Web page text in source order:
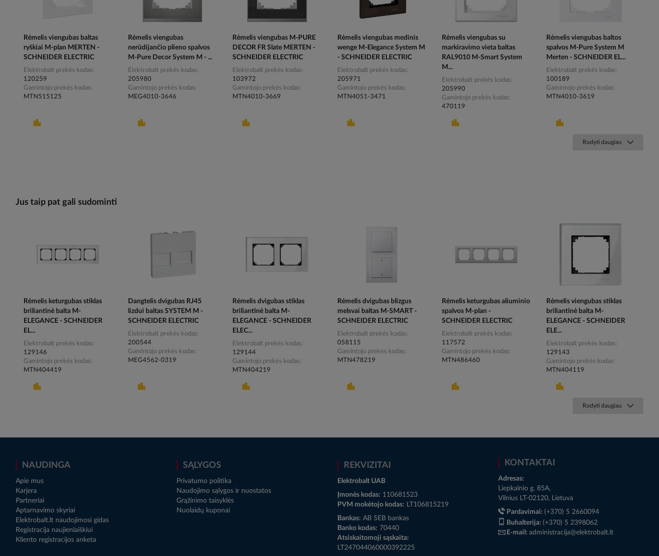
Rėmelis viengubas baltas
ryškiai M-plan MERTEN -
SCHNEIDER ELECTRIC
Elektrobalt prekės kodas
120259
Gamintojo prekės kodas
MTN515125
Rėmelis viengubas
nerūdijančio plieno spalvos
M-Pure Decor System M - ...
Elektrobalt prekės kodas
205980
Gamintojo prekės kodas
MEG4010-3646
Rėmelis viengubas M-PURE
DECOR FR Slate MERTEN -
SCHNEIDER ELECTRIC
Elektrobalt prekės kodas
103972
Gamintojo prekės kodas
MTN4010-3669
Rėmelis viengubas medinis
wenge M-Elegance System M
- SCHNEIDER ELECTRIC
Elektrobalt prekės kodas
205971
Gamintojo prekės kodas
MTN4051-3471
Rėmelis viengubas su
markiravimo vieta baltas
RAL9010 M-Smart System
M...
Elektrobalt prekės kodas
205990
Gamintojo prekės kodas
470119
Rėmelis viengubas baltos
spalvos M-Pure System M
Merten - SCHNEIDER EL...
Elektrobalt prekės kodas
100189
Gamintojo prekės kodas
MTN4010-3619
Rodyti daugiau
Jus taip pat gali sudominti
Rėmelis keturgubas stiklas
briliantinė balta M-
ELEGANCE - SCHNEIDER
EL...
Elektrobalt prekės kodas
129146
Gamintojo prekės kodas
MTN404419
Dangtelis dvigubas RJ45
lizdui baltas SYSTEM M -
SCHNEIDER ELECTRIC
Elektrobalt prekės kodas
200544
Gamintojo prekės kodas
MEG4562-0319
Rėmelis dvigubas stiklas
briliantinė balta M-
ELEGANCE - SCHNEIDER
ELEC...
Elektrobalt prekės kodas
129144
Gamintojo prekės kodas
MTN404219
Rėmelis dvigubas blizgus
melsvai baltas M-SMART -
SCHNEIDER ELECTRIC
Elektrobalt prekės kodas
058115
Gamintojo prekės kodas
MTN478219
Rėmelis keturgubas aliuminio
spalvos M-plan -
SCHNEIDER ELECTRIC
Elektrobalt prekės kodas
117572
Gamintojo prekės kodas
MTN486460
Rėmelis viengubas stiklas
briliantinė balta M-
ELEGANCE - SCHNEIDER
ELE...
Elektrobalt prekės kodas
129143
Gamintojo prekės kodas
MTN404119
Rodyti daugiau
NAUDINGA
Apie mus
Karjera
Partneriai
Aptarnavimo skyriai
Elektrobalt.lt naudojimosi gidas
Registracija naujienlaiškiui
Kliento registracijos anketa
SĄLYGOS
Privatumo politika
Naudojimo sąlygos ir nuostatos
Grąžinimo taisyklės
Nuolaidų kuponai
REKVIZITAI
Elektrobalt UAB
Įmonės kodas: 110681523
PVM mokėtojo kodas: LT106815219
Bankas: AB SEB bankas
Banko kodas: 70440
Atsiskaitomoji sąskaita:
LT247044060000392225
KONTAKTAI
Adresas:
Liepkalnio g. 85A,
Vilnius LT-02120, Lietuva
Pardavimai: (+370) 5 2660094
Buhalterija: (+370) 5 2398062
E-mail: administracija@elektrobalt.lt